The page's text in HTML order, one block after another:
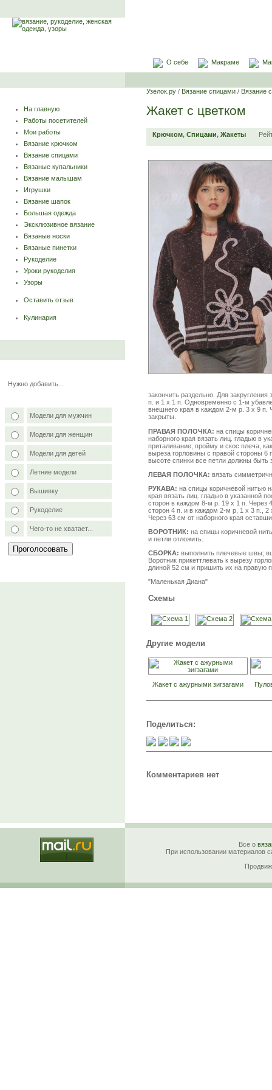
О себе Макраме
На главную
Работы посетителей
Мои работы
Вязание крючком
Вязание спицами
Вязаные купальники
Вязание малышам
Игрушки
Вязание шапок
Большая одежда
Эксклюзивное вязание
Вязаные носки
Вязаные пинетки
Рукоделие
Уроки рукоделия
Узоры
Оставить отзыв
Кулинария
Нужно добавить...
Модели для мужчин
Модели для женщин
Модели для детей
Летние модели
Вышивку
Рукоделие
Чего-то не хватает...
Узелок.ру / Вязание спицами / Вязание
Жакет с цветком
Крючком, Спицами, Жакеты
закончить раздельно. Для
п. и 1 х 1 п. Одновременно с 1-м
внешнего края в каждом 2-м р. 3 х 9 п.
закрыты.
ПРАВАЯ ПОЛОЧКА: на спицы
наборного края вязать лиц. гладью в
приталивание, пройму и скос плеча,
выреза горловины с правой стороны
высоте спинки все петли должны быть
ЛЕВАЯ ПОЛОЧКА: вязать
РУКАВА: на спицы коричневой нитью
края вязать лиц. гладью в указанной
сторон в каждом 8-м р. 19 х 1 п. Через
сторон 4 п. и в каждом 2-м р, 1 х 3 п., 2
Через 63 см от наборного края
ВОРОТНИК: на спицы коричневой
и петли отложить.
СБОРКА: выполнить плечевые швы;
Воротник прикеттлевать к вырезу
длиной 52 см и пришить их на правую
"Маленькая Диана"
Схемы
Другие модели
Жакет с ажурными зигзагами
Поделиться:
Комментариев нет
Все о
При использовании материалов